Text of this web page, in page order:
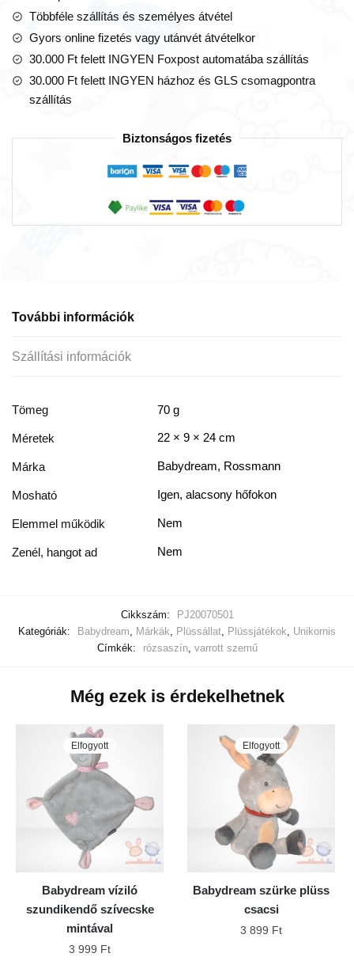
Többféle szállítás és személyes átvétel
Gyors online fizetés vagy utánvét átvételkor
30.000 Ft felett INGYEN Foxpost automatába szállítás
30.000 Ft felett INGYEN házhoz és GLS csomagpontra
szállítás
Biztonságos fizetés
További információk
Szállítási információk
Tömeg 70 g
Méretek 22 × 9 × 24 cm
Márka Babydream, Rossmann
Mosható Igen, alacsony hőfokon
Elemmel működik Nem
Zenél, hangot ad Nem
Cikkszám:
PJ20070501
Kategóriák:
Babydream Márkák Plüssállat Plüssjátékok
Unikornis
Címkék:
rózsaszín, varrott szemű
Még ezek is érdekelhetnek
Elfogyott
Babydream víziló
szundikendő szívecske
mintával
3 999 Ft
Elfogyott
Babydream szürke plüss
csacsi
3 899 Ft